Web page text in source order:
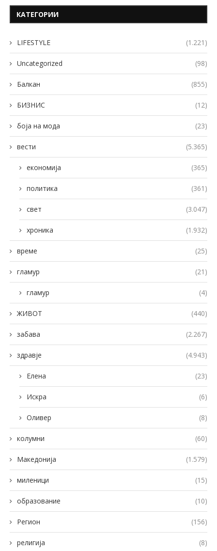
КАТЕГОРИИ
LIFESTYLE (1.221)
Uncategorized (98)
Балкан (855)
БИЗНИС (12)
боја на мода (23)
вести (5.365)
економија (365)
политика (361)
свет (3.047)
хроника (1.932)
време (25)
гламур (21)
гламур (4)
ЖИВОТ (440)
забава (2.267)
здравје (4.943)
Елена (23)
Искра (6)
Оливер (8)
колумни (60)
Македонија (1.579)
миленици (15)
образование (10)
Регион (156)
религија (8)